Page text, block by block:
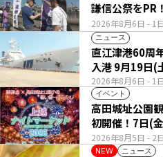
2026年8月6日 - 1
謙信公祭をPR
ニュース
2026年8月6日 - 1
直江津港60周
入港 9月19日
イベント
2026年8月5日 - 2
高田城址公園
初開催！7日(
NEW ニュース